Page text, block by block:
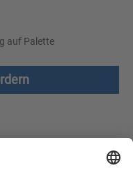
auf Palette